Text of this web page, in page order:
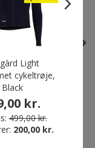
Control Impact
T-shirt,
Hvid/Sort
349,00 kr.
Light
cykeltrøje,
Black
kr.
499,00 kr.
200,00 kr.